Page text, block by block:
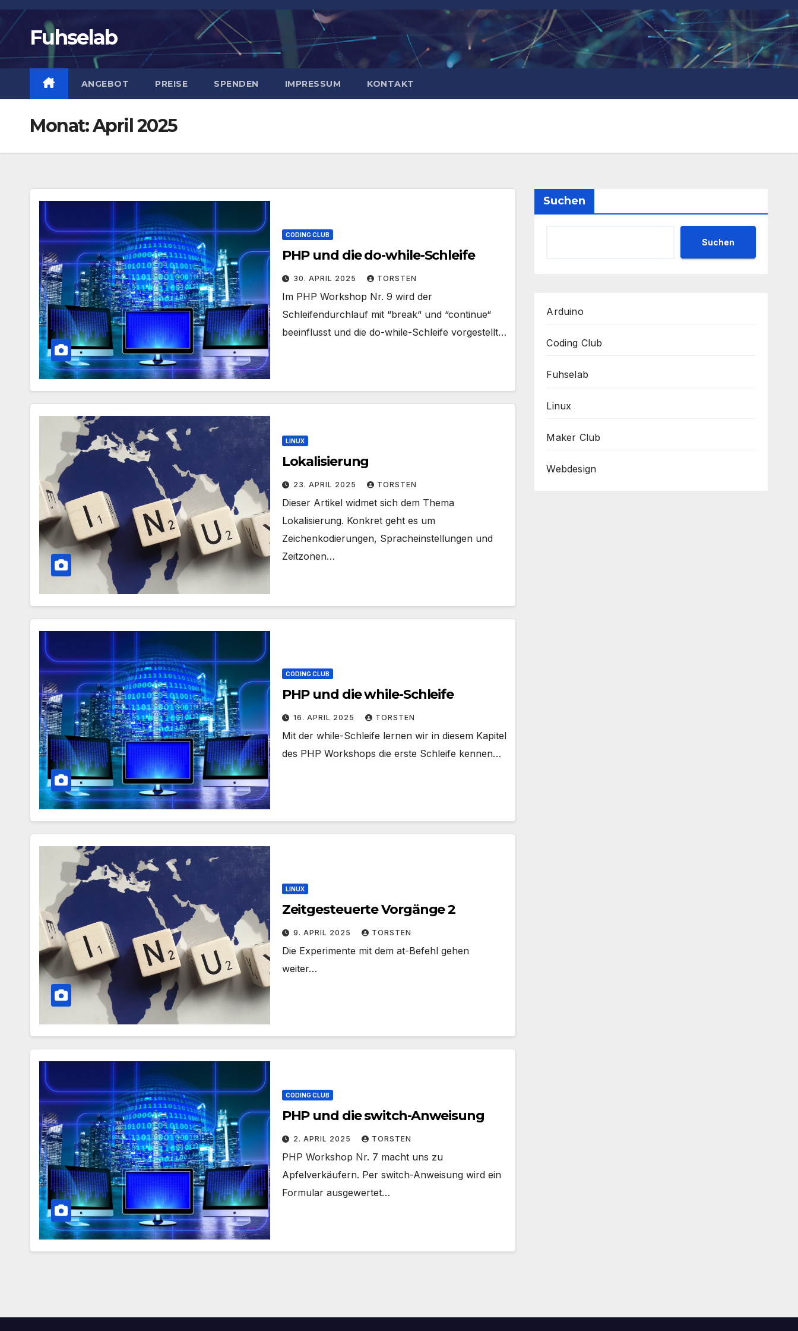
Zum
Inhalt
springenFuhselab
ANGEBOT PREISE SPENDEN IMPRESSUM KONTAKT
Monat:April 2025
CODING CLUB
PHP und die do-while-Schleife
30. APRIL 2025 TORSTEN
Im PHP Workshop Nr. 9 wird der
Schleifendurchlauf mit “break“ und “continue“
beeinflusst und die do-while-Schleife vorgestellt…
LINUX
Lokalisierung
23. APRIL 2025 TORSTEN
Dieser Artikel widmet sich dem Thema
Lokalisierung. Konkret geht es um
Zeichenkodierungen, Spracheinstellungen und
Zeitzonen…
CODING CLUB
PHP und die while-Schleife
16. APRIL 2025 TORSTEN
Mit der while-Schleife lernen wir in diesem Kapitel
des PHP Workshops die erste Schleife kennen…
LINUX
Zeitgesteuerte Vorgänge 2
9. APRIL 2025 TORSTEN
Die Experimente mit dem at-Befehl gehen
weiter…
CODING CLUB
PHP und die switch-Anweisung
2. APRIL 2025 TORSTEN
PHP Workshop Nr. 7 macht uns zu
Apfelverkäufern. Per switch-Anweisung wird ein
Formular ausgewertet…
Suchen
Suchen
Arduino
Coding Club
Fuhselab
Linux
Maker Club
Webdesign